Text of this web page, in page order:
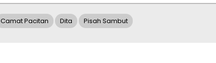
Camat Pacitan Dita Pisah Sambut